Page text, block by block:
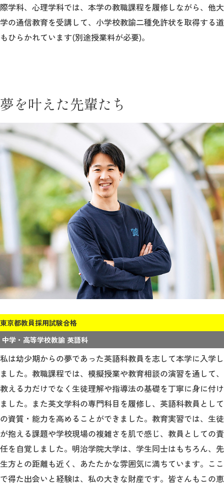
際学科、心理学科では、本学の教職課程を履修しながら、他大
学の通信教育を受講して、小学校教諭二種免許状を取得する道
もひらかれています(別途授業料が必要)。
夢を叶えた先輩たち
東京都教員採用試験合格
中学・高等学校教諭 英語科
私は幼少期からの夢であった英語科教員を志して本学に入学し
ました。教職課程では、模擬授業や教育相談の演習を通して、
教える力だけでなく生徒理解や指導法の基礎を丁寧に身に付け
ました。また英文学科の専門科目を履修し、英語科教員として
の資質・能力を高めることができました。教育実習では、生徒
が抱える課題や学校現場の複雑さを肌で感じ、教員としての責
任を自覚しました。明治学院大学は、学生同士はもちろん、先
生方との距離も近く、あたたかな雰囲気に満ちています。ここ
で得た出会いと経験は、私の大きな財産です。皆さんもこの恵